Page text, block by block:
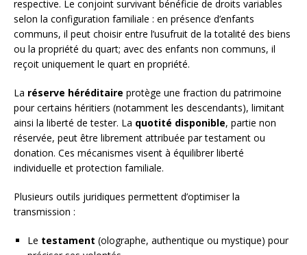
respective. Le conjoint survivant bénéficie de droits variables
selon la configuration familiale : en présence d’enfants
communs, il peut choisir entre l’usufruit de la totalité des biens
ou la propriété du quart; avec des enfants non communs, il
reçoit uniquement le quart en propriété.
La réserve héréditaire protège une fraction du patrimoine
pour certains héritiers (notamment les descendants), limitant
ainsi la liberté de tester. La quotité disponible, partie non
réservée, peut être librement attribuée par testament ou
donation. Ces mécanismes visent à équilibrer liberté
individuelle et protection familiale.
Plusieurs outils juridiques permettent d’optimiser la
transmission :
Le testament (olographe, authentique ou mystique) pour